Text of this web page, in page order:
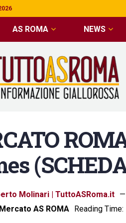
AS ROMA NEWS
Molinari | TuttoASRoma.it
Mercato AS ROMA Reading